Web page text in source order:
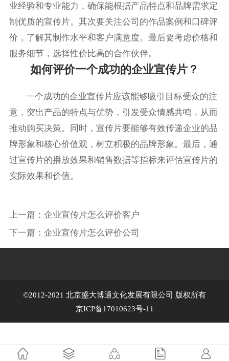
业经验和专业能力，确保能根据产品特点和品牌需求定
制优质的宣传片。其次要关注公司的作品案例和口碑评
价，了解其制作水平和客户满意度。最后要考虑价格和
服务细节，选择性价比高的合作伙伴。
如何评价一个成功的企业宣传片？
一个成功的企业宣传片应该能够吸引目标受众的注
意，突出产品的特点与优势，引发受众情感共鸣，从而
推动购买决策。同时，宣传片要能够有效传递企业的品
牌形象和核心价值观，树立积极的品牌形象。最后，通
过宣传片的播放效果和销售数据等指标来评估宣传片的
实际效果和价值。
上一篇： 企业宣传片怎么评价客户
下一篇： 企业宣传片怎么评价公司
©2012-2021 北京盛大博通文化发展有限公司 版权所有
京ICP备17010623号-11